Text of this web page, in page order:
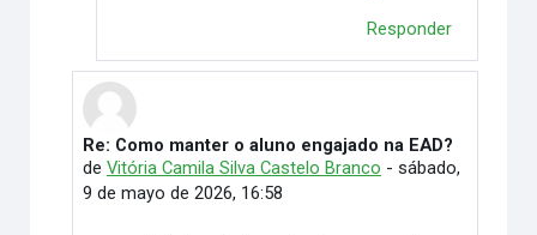
Responder
En respuesta a Vitória Duarte Wingert
Re: Como manter o aluno engajado na EAD?
de Vitória Camila Silva Castelo Branco - sábado,
9 de mayo de 2026, 16:58